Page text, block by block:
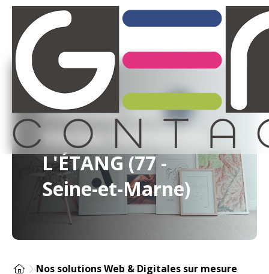
Création Site
Vitrine VERNEUIL-
L'ÉTANG (77 -
Seine-et-Marne)
Nos solutions Web & Digitales sur mesure